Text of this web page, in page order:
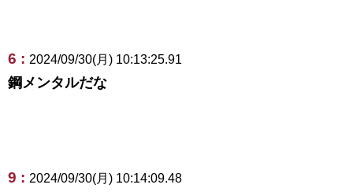
6 : 2024/09/30(月) 10:13:25.91
鋼メンタルだな
9 : 2024/09/30(月) 10:14:09.48